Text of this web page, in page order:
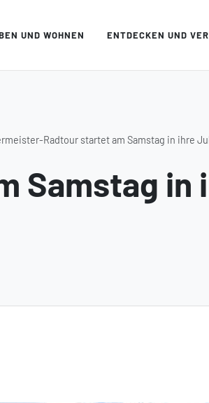
UND WOHNEN ENTDECKEN UND
Radtour startet am Samstag in ihre
Samstag in